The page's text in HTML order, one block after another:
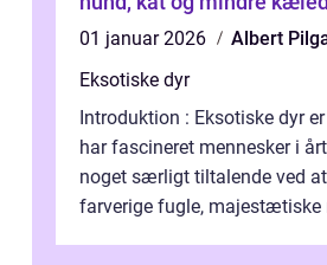
01 januar 2026
Albert
Eksotiske dyr
Introduktion : Eksotiske dyr
har fascineret mennesker i
noget særligt tiltalende ved
farverige fugle, majestætiske